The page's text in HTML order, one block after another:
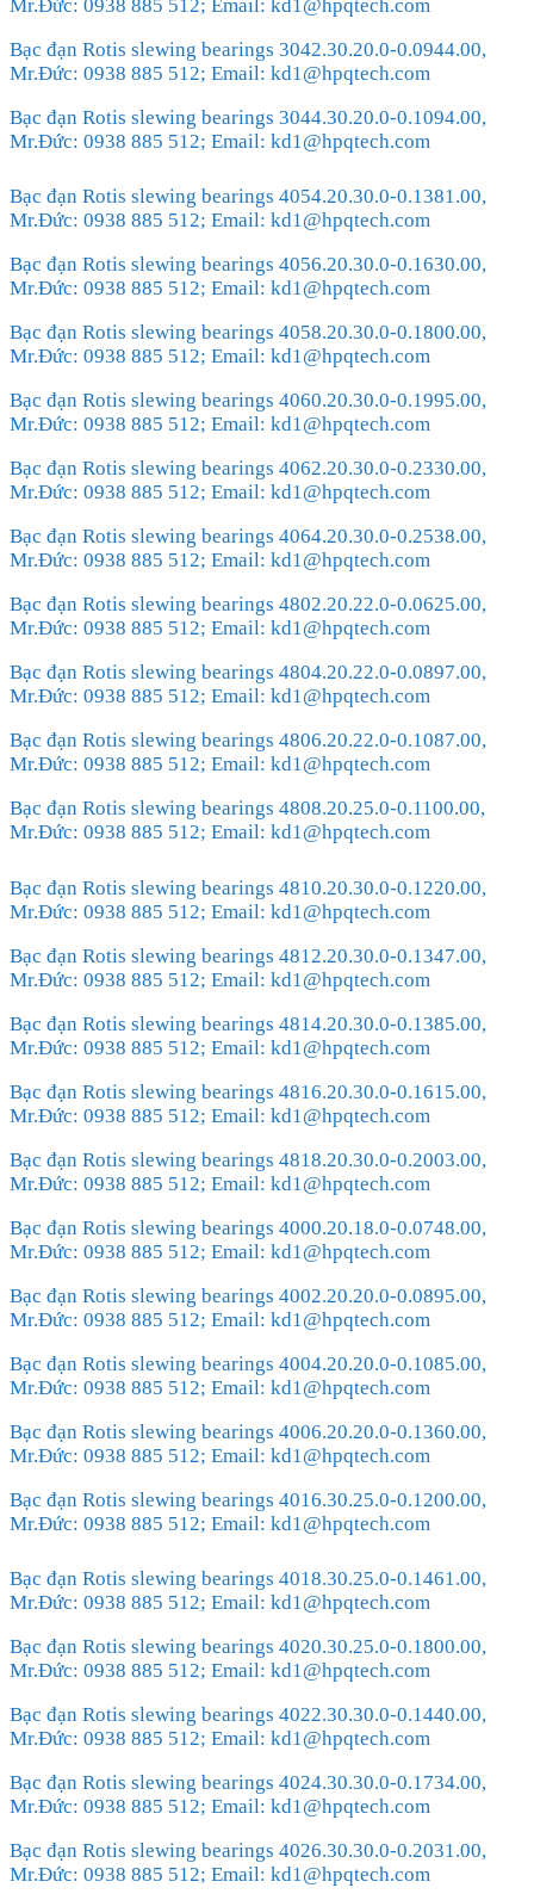
Mr.Đức: 0938 885 512; Email: kd1@hpqtech.com
Bạc đạn Rotis slewing bearings 3042.30.20.0-0.0944.00,
Mr.Đức: 0938 885 512; Email: kd1@hpqtech.com
Bạc đạn Rotis slewing bearings 3044.30.20.0-0.1094.00,
Mr.Đức: 0938 885 512; Email: kd1@hpqtech.com
Bạc đạn Rotis slewing bearings 4054.20.30.0-0.1381.00,
Mr.Đức: 0938 885 512; Email: kd1@hpqtech.com
Bạc đạn Rotis slewing bearings 4056.20.30.0-0.1630.00,
Mr.Đức: 0938 885 512; Email: kd1@hpqtech.com
Bạc đạn Rotis slewing bearings 4058.20.30.0-0.1800.00,
Mr.Đức: 0938 885 512; Email: kd1@hpqtech.com
Bạc đạn Rotis slewing bearings 4060.20.30.0-0.1995.00,
Mr.Đức: 0938 885 512; Email: kd1@hpqtech.com
Bạc đạn Rotis slewing bearings 4062.20.30.0-0.2330.00,
Mr.Đức: 0938 885 512; Email: kd1@hpqtech.com
Bạc đạn Rotis slewing bearings 4064.20.30.0-0.2538.00,
Mr.Đức: 0938 885 512; Email: kd1@hpqtech.com
Bạc đạn Rotis slewing bearings 4802.20.22.0-0.0625.00,
Mr.Đức: 0938 885 512; Email: kd1@hpqtech.com
Bạc đạn Rotis slewing bearings 4804.20.22.0-0.0897.00,
Mr.Đức: 0938 885 512; Email: kd1@hpqtech.com
Bạc đạn Rotis slewing bearings 4806.20.22.0-0.1087.00,
Mr.Đức: 0938 885 512; Email: kd1@hpqtech.com
Bạc đạn Rotis slewing bearings 4808.20.25.0-0.1100.00,
Mr.Đức: 0938 885 512; Email: kd1@hpqtech.com
Bạc đạn Rotis slewing bearings 4810.20.30.0-0.1220.00,
Mr.Đức: 0938 885 512; Email: kd1@hpqtech.com
Bạc đạn Rotis slewing bearings 4812.20.30.0-0.1347.00,
Mr.Đức: 0938 885 512; Email: kd1@hpqtech.com
Bạc đạn Rotis slewing bearings 4814.20.30.0-0.1385.00,
Mr.Đức: 0938 885 512; Email: kd1@hpqtech.com
Bạc đạn Rotis slewing bearings 4816.20.30.0-0.1615.00,
Mr.Đức: 0938 885 512; Email: kd1@hpqtech.com
Bạc đạn Rotis slewing bearings 4818.20.30.0-0.2003.00,
Mr.Đức: 0938 885 512; Email: kd1@hpqtech.com
Bạc đạn Rotis slewing bearings 4000.20.18.0-0.0748.00,
Mr.Đức: 0938 885 512; Email: kd1@hpqtech.com
Bạc đạn Rotis slewing bearings 4002.20.20.0-0.0895.00,
Mr.Đức: 0938 885 512; Email: kd1@hpqtech.com
Bạc đạn Rotis slewing bearings 4004.20.20.0-0.1085.00,
Mr.Đức: 0938 885 512; Email: kd1@hpqtech.com
Bạc đạn Rotis slewing bearings 4006.20.20.0-0.1360.00,
Mr.Đức: 0938 885 512; Email: kd1@hpqtech.com
Bạc đạn Rotis slewing bearings 4016.30.25.0-0.1200.00,
Mr.Đức: 0938 885 512; Email: kd1@hpqtech.com
Bạc đạn Rotis slewing bearings 4018.30.25.0-0.1461.00,
Mr.Đức: 0938 885 512; Email: kd1@hpqtech.com
Bạc đạn Rotis slewing bearings 4020.30.25.0-0.1800.00,
Mr.Đức: 0938 885 512; Email: kd1@hpqtech.com
Bạc đạn Rotis slewing bearings 4022.30.30.0-0.1440.00,
Mr.Đức: 0938 885 512; Email: kd1@hpqtech.com
Bạc đạn Rotis slewing bearings 4024.30.30.0-0.1734.00,
Mr.Đức: 0938 885 512; Email: kd1@hpqtech.com
Bạc đạn Rotis slewing bearings 4026.30.30.0-0.2031.00,
Mr.Đức: 0938 885 512; Email: kd1@hpqtech.com